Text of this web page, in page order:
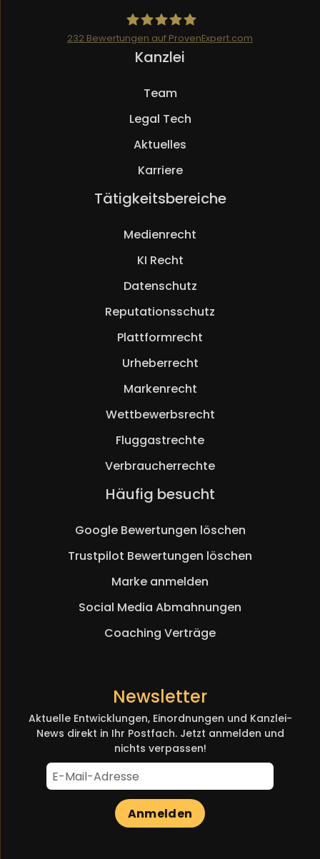
Mueller.legal
232 Bewertungen auf ProvenExpert.com
Kanzlei
Team
Legal Tech
Aktuelles
Karriere
Tätigkeitsbereiche
Medienrecht
KI Recht
Datenschutz
Reputationsschutz
Plattformrecht
Urheberrecht
Markenrecht
Wettbewerbsrecht
Fluggastrechte
Verbraucherrechte
Häufig besucht
Google Bewertungen löschen
Trustpilot Bewertungen löschen
Marke anmelden
Social Media Abmahnungen
Coaching Verträge
Newsletter
Aktuelle Entwicklungen, Einordnungen und Kanzlei-
News direkt in Ihr Postfach. Jetzt anmelden und
nichts verpassen!
Anmelden